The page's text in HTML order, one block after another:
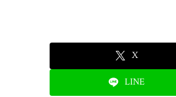
X
LINE